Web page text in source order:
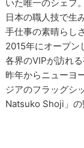
いた唯一のシェフ。
日本の職人技で生
手仕事の素晴らし
2015年にオープン
各界のVIPが訪れる
昨年からニューヨ
ジアのフラッグシ
Natsuko Shoji」の